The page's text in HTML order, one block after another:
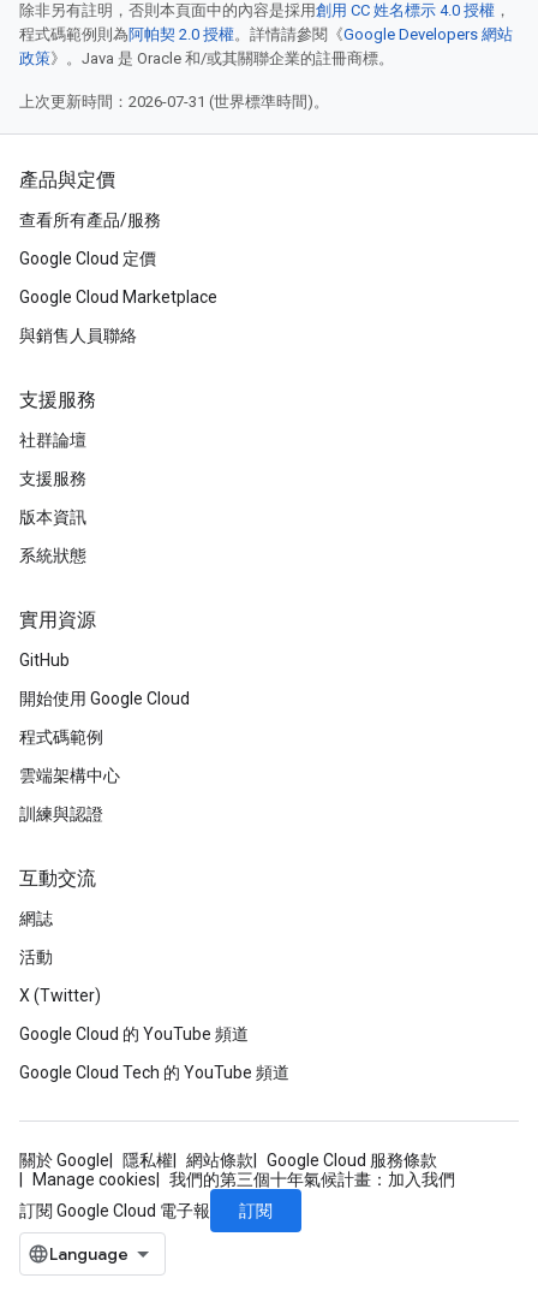
除非另有註明，否則本頁面中的內容是採用創用 CC 姓名標示 4.0 授權 ，
程式碼範例則為阿帕契 2.0 授權。詳情請參閱《Google Developers 網站
政策》。Java 是 Oracle 和/或其關聯企業的註冊商標。
上次更新時間：2026-07-31 (世界標準時間)。
產品與定價
查看所有產品/服務
Google Cloud 定價
Google Cloud Marketplace
與銷售人員聯絡
支援服務
社群論壇
支援服務
版本資訊
系統狀態
實用資源
GitHub
開始使用 Google Cloud
程式碼範例
雲端架構中心
訓練與認證
互動交流
網誌
活動
X (Twitter)
Google Cloud 的 YouTube 頻道
Google Cloud Tech 的 YouTube 頻道
關於 Google 隱私權 網站條款
Google Cloud 服務條款
Manage cookies
我們的第三個十年氣候計畫：加入我們
訂閱 Google Cloud 電子報
訂閱